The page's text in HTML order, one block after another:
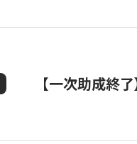
【一次助成終